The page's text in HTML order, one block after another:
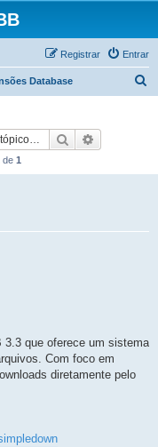
Entrar
Registrar
Database
a
Pesquisar
de 1
3.3 que oferece um sistema
Com foco em
diretamente pelo